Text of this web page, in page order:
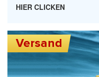
HIER CLICKEN
Versand